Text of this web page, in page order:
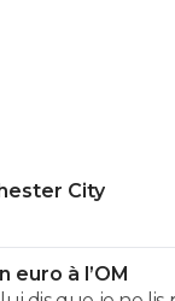
City
à l’OM